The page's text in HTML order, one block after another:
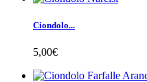
Ciondolo...
5,00€